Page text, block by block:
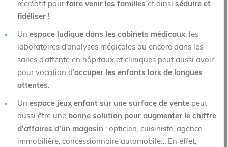
récréatif pourfaire venir les familles et ainsi séduire et
fidéliser !
Un espace ludique dans les cabinets médicaux, les
laboratoires d’analyses médicales ou encore dans les
salles d’attente en hôpitaux et cliniques peut aussi avoir
pour vocation d’occuper les enfants lors de longues
attentes.
Un espace jeux enfant sur une surface de vente peut
aussi être une bonne solution pour augmenter le chiffre
d’affaires d’un magasin : opticien, cuisiniste, agence
immobilière, concessionnaire automobile… En effet,